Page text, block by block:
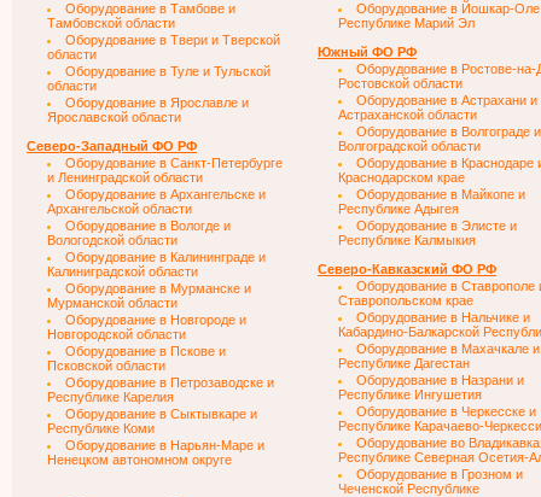
Оборудование в Тамбове и
Тамбовской области
Оборудование в Твери и Тверской
области
Оборудование в Туле и Тульской
области
Оборудование в Ярославле и
Ярославской области
Северо-Западный ФО РФ
Оборудование в Санкт-Петербурге
и Ленинградской области
Оборудование в Архангельске и
Архангельской области
Оборудование в Вологде и
Вологодской области
Оборудование в Калининграде и
Калиниградской области
Оборудование в Мурманске и
Мурманской области
Оборудование в Новгороде и
Новгородской области
Оборудование в Пскове и
Псковской области
Оборудование в Петрозаводске и
Республике Карелия
Оборудование в Сыктывкаре и
Республике Коми
Оборудование в Нарьян-Маре и
Ненецком автономном округе
Оборудование в Йошкар-
Республике Марий Эл
Южный ФО РФ
Оборудование в Ростове-на-
Ростовской области
Оборудование в Астрахани и
Астраханской области
Оборудование в Волгограде и
Волгоградской области
Оборудование в Краснодаре
Краснодарском крае
Оборудование в Майкопе и
Республике Адыгея
Оборудование в Элисте и
Республике Калмыкия
Северо-Кавказский ФО РФ
Оборудование в Ставрополе
Ставропольском крае
Оборудование в Нальчике и
Кабардино-Балкарской
Оборудование в Махачкале и
Республике Дагестан
Оборудование в Назрани и
Республике Ингушетия
Оборудование в Черкесске и
Республике Карачаево-
Оборудование во
Республике Северная Осетия-
Оборудование в Грозном и
Чеченской Республике